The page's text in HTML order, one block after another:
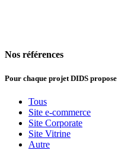
Nos références
Pour chaque projet DIDS propose
Tous
Site e-commerce
Site Corporate
Site Vitrine
Autre